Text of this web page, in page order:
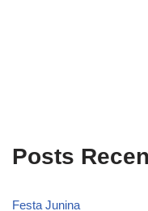
Posts
Festa Junina